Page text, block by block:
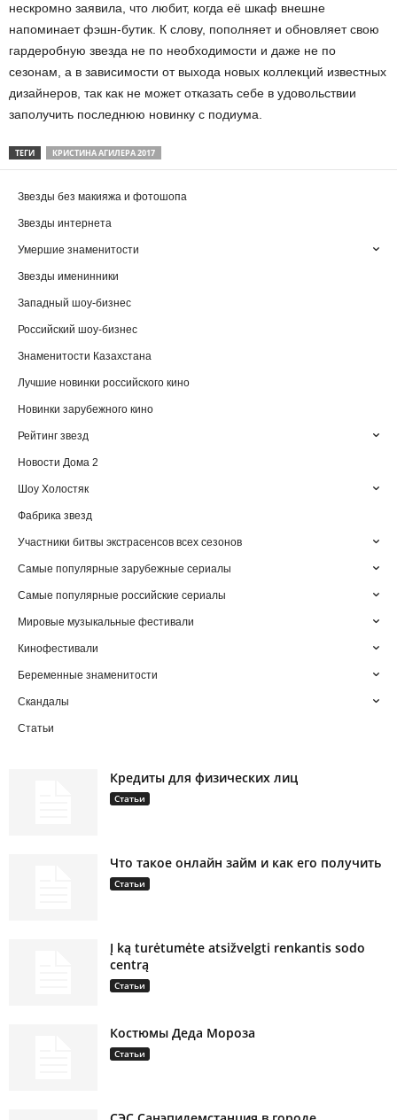
нескромно заявила, что любит, когда её шкаф внешне
напоминает фэшн-бутик. К слову, пополняет и обновляет свою
гардеробную звезда не по необходимости и даже не по
сезонам, а в зависимости от выхода новых коллекций известных
дизайнеров, так как не может отказать себе в удовольствии
заполучить последнюю новинку с подиума.
ТЕГИ КРИСТИНА АГИЛЕРА 2017
Звезды без макияжа и фотошопа
Звезды интернета
Умершие знаменитости
Звезды именинники
Западный шоу-бизнес
Российский шоу-бизнес
Знаменитости Казахстана
Лучшие новинки российского кино
Новинки зарубежного кино
Рейтинг звезд
Новости Дома 2
Шоу Холостяк
Фабрика звезд
Участники битвы экстрасенсов всех сезонов
Самые популярные зарубежные сериалы
Самые популярные российские сериалы
Мировые музыкальные фестивали
Кинофестивали
Беременные знаменитости
Скандалы
Статьи
Кредиты для физических лиц
Статьи
Что такое онлайн займ и как его получить
Статьи
Į ką turėtumėte atsižvelgti renkantis sodo
centrą
Статьи
Костюмы Деда Мороза
Статьи